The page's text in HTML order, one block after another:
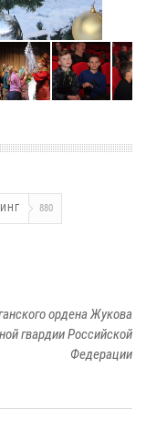
880
ордена Жукова
гвардии Российской
Федерации